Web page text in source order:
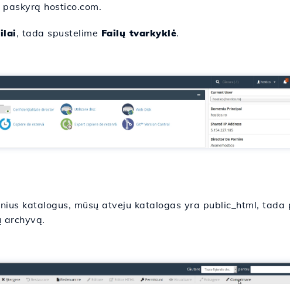
hostico.com.
, tada spustelime Failų tvarkyklė.
katalogus, mūsų atveju katalogas yra public_html, tada
archyvą.